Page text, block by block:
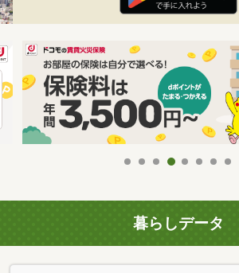
暮らしデータ